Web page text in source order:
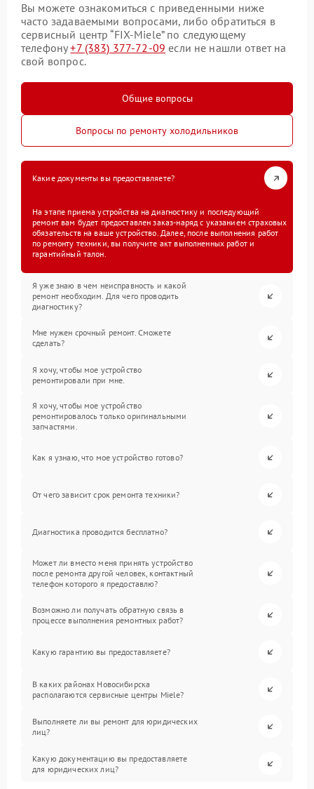
Вы можете ознакомиться с приведенными ниже
часто задаваемыми вопросами, либо обратиться в
сервисный центр “FIX-Miele” по следующему
телефону+7 (383) 377-72-09 если не нашли ответ на
свой вопрос.
Общие вопросы
Вопросы по ремонту холодильников
Какие документы вы предоставляете?
На этапе приема устройства на диагностику и последующий
ремонт вам будет предоставлен заказ-наряд с указанием страховых
обязательств на ваше устройство. Далее, после выполнения работ
по ремонту техники, вы получите акт выполненных работ и
гарантийный талон.
Я уже знаю в чем неисправность и какой
ремонт необходим. Для чего проводить
диагностику?
Мне нужен срочный ремонт. Сможете
сделать?
Я хочу, чтобы мое устройство
ремонтировали при мне.
Я хочу, чтобы мое устройство
ремонтировалось только оригинальными
запчастями.
Как я узнаю, что мое устройство готово?
От чего зависит срок ремонта техники?
Диагностика проводится бесплатно?
Может ли вместо меня принять устройство
после ремонта другой человек, контактный
телефон которого я предоставлю?
Возможно ли получать обратную связь в
процессе выполнения ремонтных работ?
Какую гарантию вы предоставляете?
В каких районах Новосибирска
располагаются сервисные центры Miele?
Выполняете ли вы ремонт для юридических
лиц?
Какую документацию вы предоставляете
для юридических лиц?